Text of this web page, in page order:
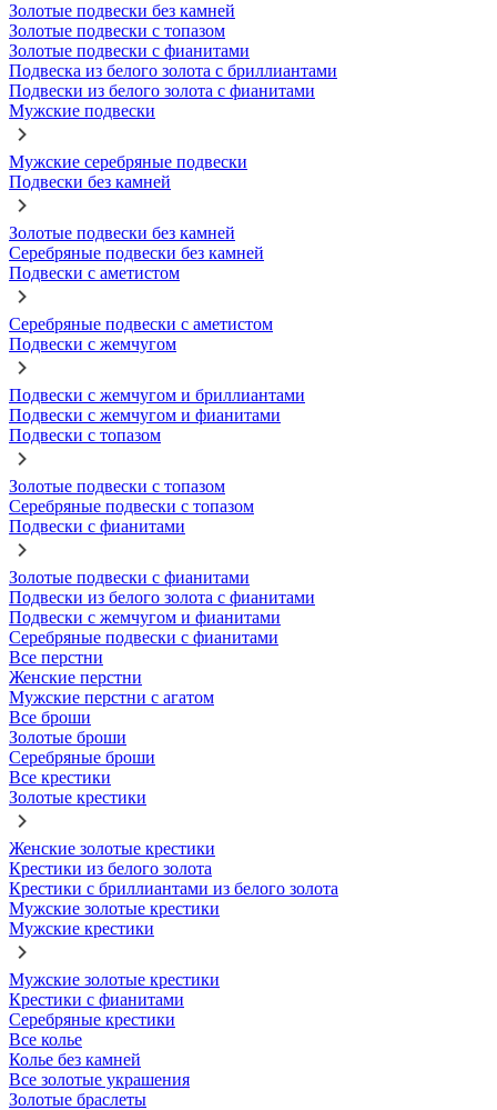
Золотые подвески без камней
Золотые подвески с топазом
Золотые подвески с фианитами
Подвеска из белого золота с бриллиантами
Подвески из белого золота с фианитами
Мужские подвески
Мужские серебряные подвески
Подвески без камней
Золотые подвески без камней
Серебряные подвески без камней
Подвески с аметистом
Серебряные подвески с аметистом
Подвески с жемчугом
Подвески с жемчугом и бриллиантами
Подвески с жемчугом и фианитами
Подвески с топазом
Золотые подвески с топазом
Серебряные подвески с топазом
Подвески с фианитами
Золотые подвески с фианитами
Подвески из белого золота с фианитами
Подвески с жемчугом и фианитами
Серебряные подвески с фианитами
Все перстни
Женские перстни
Мужские перстни с агатом
Все броши
Золотые броши
Серебряные броши
Все крестики
Золотые крестики
Женские золотые крестики
Крестики из белого золота
Крестики с бриллиантами из белого золота
Мужские золотые крестики
Мужские крестики
Мужские золотые крестики
Крестики с фианитами
Серебряные крестики
Все колье
Колье без камней
Все золотые украшения
Золотые браслеты